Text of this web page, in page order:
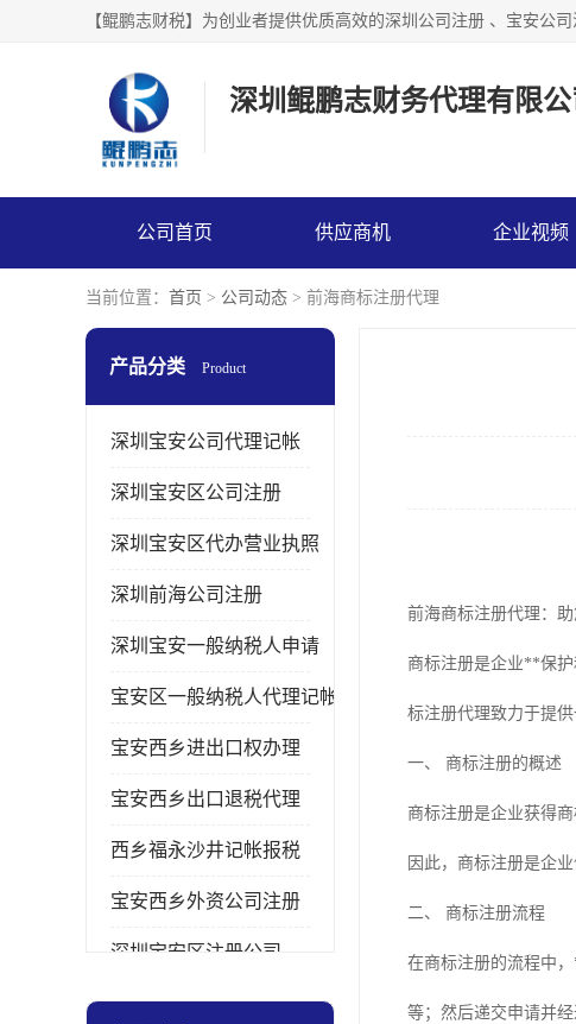
【鲲鹏志财税】为创业者提供优质高效的深圳公司注册 、宝安公
深圳鲲鹏志财务代理有限公
公司首页 供应商机 企业视频
当前位置： 首页 > 公司动态 > 前海商标注册代理
产品分类 Product
深圳宝安公司代理记帐
深圳宝安区公司注册
深圳宝安区代办营业执照
深圳前海公司注册
深圳宝安一般纳税人申请
宝安区一般纳税人代理记帐
宝安西乡进出口权办理
宝安西乡出口退税代理
西乡福永沙井记帐报税
宝安西乡外资公司注册
深圳宝安区注册公司
宝安西乡办理营业执照
前海商标注册代理：
商标注册是企业**保
标注册代理致力于提
一、 商标注册的概述
商标注册是企业获得
因此，商标注册是企
二、 商标注册流程
在商标注册的流程中
等；然后递交申请并